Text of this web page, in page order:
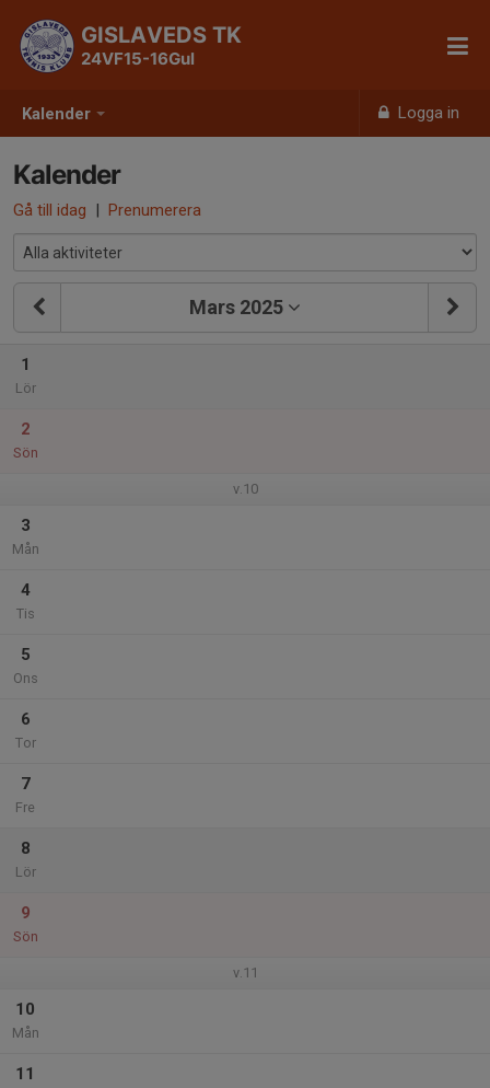
Kalender Logga in
GISLAVEDS TK
24VF15-16Gul
Kalender
Gå till idag | Prenumerera
Mars 2025
1
Lör
2
Sön
v.10
3
Mån
4
Tis
5
Ons
6
Tor
7
Fre
8
Lör
9
Sön
v.11
10
Mån
11